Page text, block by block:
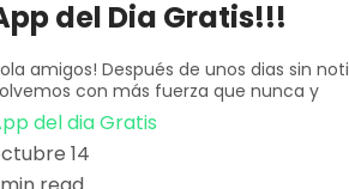
del Dia Gratis!!!
amigos! Después de unos dias sin
con más fuerza que nunca y
del dia Gratis
14